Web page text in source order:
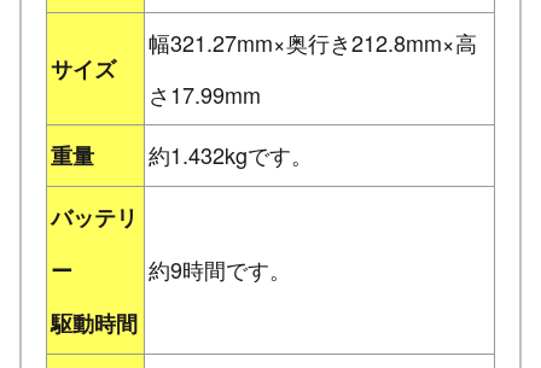
サイズ
幅321.27mm×奥行き212.8mm×高
さ17.99mm
重量
約1.432kgです。
バッテリ
ー
駆動時間
約9時間です。